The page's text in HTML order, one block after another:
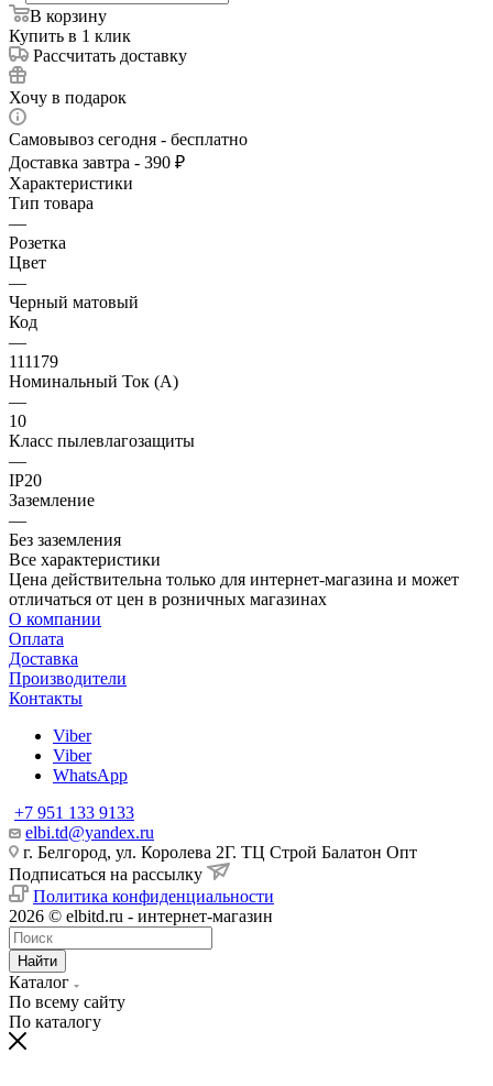
В корзину
Купить в 1 клик
Рассчитать доставку
Хочу в подарок
Самовывоз сегодня - бесплатно
Доставка завтра - 390 ₽
Характеристики
Тип товара
—
Розетка
Цвет
—
Черный матовый
Код
—
111179
Номинальный Ток (A)
—
10
Класс пылевлагозащиты
—
IP20
Заземление
—
Без заземления
Все характеристики
Цена действительна только для интернет-магазина и может
отличаться от цен в розничных магазинах
О компании
Оплата
Доставка
Производители
Контакты
Viber
Viber
WhatsApp
+7 951 133 9133
elbi.td@yandex.ru
г. Белгород, ул. Королева 2Г. ТЦ Строй Балатон Опт
Подписаться на рассылку
Политика конфиденциальности
2026 © elbitd.ru - интернет-магазин
Найти
Каталог
По всему сайту
По каталогу